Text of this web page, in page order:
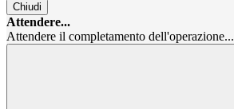
Chiudi
Attendere...
Attendere il completamento dell'operazione...